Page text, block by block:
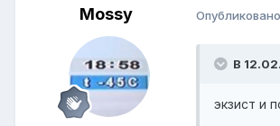
Mossy Опубликовано
В
экзист и